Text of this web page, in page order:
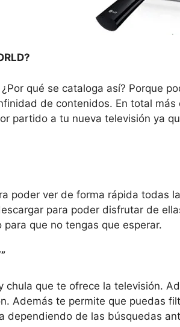
qué se cataloga así? Porque
de contenidos. En total
partido a tu nueva televisión ya
poder ver de forma rápida todas
para poder disfrutar de
que no tengas que esperar.
chula que te ofrece la televisión.
Además te permite que puedas
dependiendo de las búsquedas